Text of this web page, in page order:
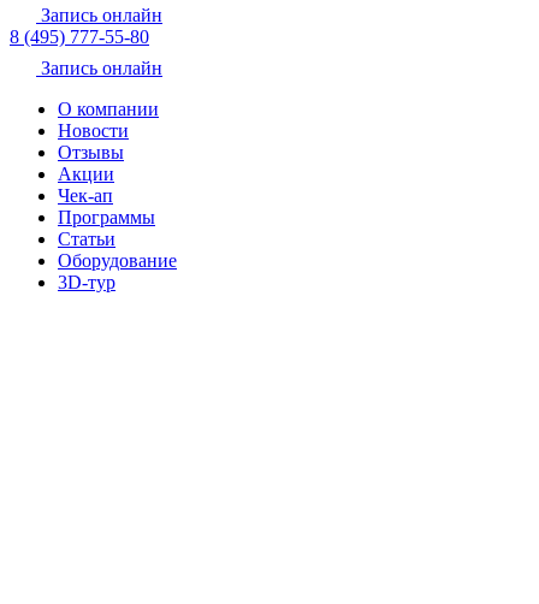
Запись онлайн
8 (495) 777-55-80
Запись онлайн
О компании
Новости
Отзывы
Акции
Чек-ап
Программы
Статьи
Оборудование
3D-тур